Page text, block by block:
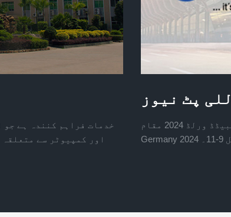
اور کمپیوٹر سے
للی پٹ نیوز
ایونٹ: ایمبیڈڈ ورلڈ 2024 مقام: Nuremberg Messe GmbH، Nuremberg،